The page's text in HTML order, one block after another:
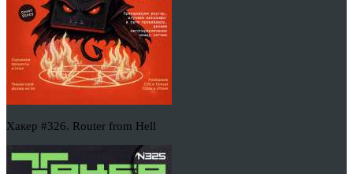
Хакер #326. Router from Hell